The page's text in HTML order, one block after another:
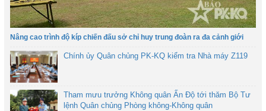
Nâng cao trình độ kíp chiến đấu sở chỉ huy trung đoàn ra đa cảnh giới
Chính ủy Quân chủng PK-KQ kiểm tra Nhà máy Z119
Tham mưu trưởng Không quân Ấn Độ tới thăm Bộ Tư
lệnh Quân chủng Phòng không-Không quân